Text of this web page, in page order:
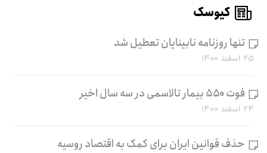
کیوسک
تنها روزنامه نابینایان تعطیل شد
۲۵ اسفند ۱۴۰۰
فوت ۵۵۰ بیمار تالاسمی در سه سال اخیر
۲۴ اسفند ۱۴۰۰
حذف قوانین ایران برای کمک به اقتصاد روسیه